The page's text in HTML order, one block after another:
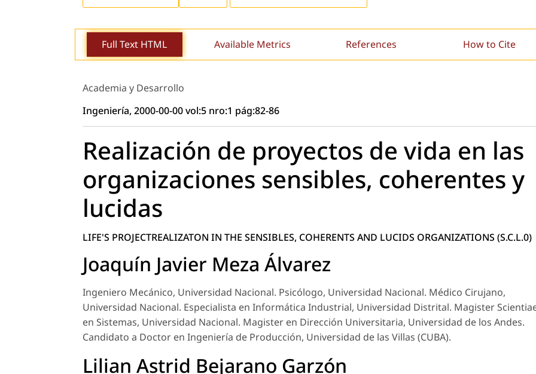
Full Text HTML Available Metrics References How to Cite
Academia y Desarrollo
Ingeniería, 2000-00-00 vol:5 nro:1 pág:82-86
Realización de proyectos de vida en las
organizaciones sensibles, coherentes y
lucidas
LIFE'S PROJECTREALIZATON IN THE SENSIBLES, COHERENTS AND LUCIDS ORGANIZATIONS (S.C.L.0)
Joaquín Javier Meza Álvarez
Ingeniero Mecánico, Universidad Nacional. Psicólogo, Universidad Nacional. Médico Cirujano,
Universidad Nacional. Especialista en Informática Industrial, Universidad Distrital. Magister
en Sistemas, Universidad Nacional. Magister en Dirección Universitaria, Universidad de los Andes.
Candidato a Doctor en Ingeniería de Producción, Universidad de las Villas (CUBA).
Lilian Astrid Bejarano Garzón